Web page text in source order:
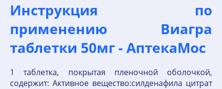
Инструкция по
применению Виагра
таблетки 50мг - АптекаМос
1 таблетка, покрытая пленочной оболочкой,
содержит: Активное вещество:силденафила цитрат